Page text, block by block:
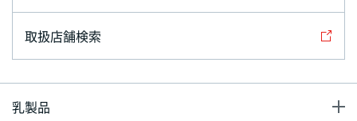
取扱店舗検索
乳製品